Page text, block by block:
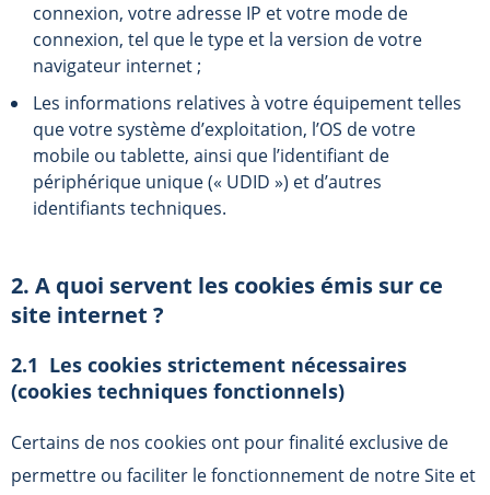
connexion, votre adresse IP et votre mode de
connexion, tel que le type et la version de votre
navigateur internet ;
Les informations relatives à votre équipement telles
que votre système d’exploitation, l’OS de votre
mobile ou tablette, ainsi que l’identifiant de
périphérique unique (« UDID ») et d’autres
identifiants techniques.
2. A quoi servent les cookies émis sur ce
site internet ?
2.1 Les cookies strictement nécessaires
(cookies techniques fonctionnels)
Certains de nos cookies ont pour finalité exclusive de
permettre ou faciliter le fonctionnement de notre Site et